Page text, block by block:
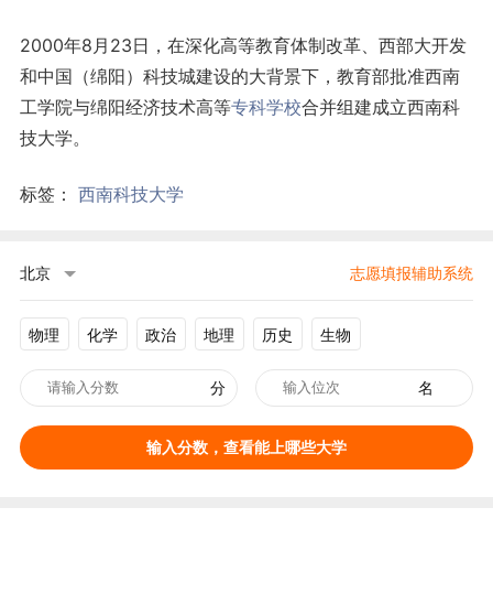
2000年8月23日，在深化高等教育体制改革、西部大开发
和中国（绵阳）科技城建设的大背景下，教育部批准西南
工学院与绵阳经济技术高等专科学校合并组建成立西南科
技大学。
标签： 西南科技大学
北京 志愿填报辅助系统
物理 化学 政治 地理 历史 生物
分 名
输入分数，查看能上哪些大学